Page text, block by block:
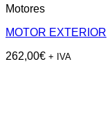
Motores
MOTOR EXTERIOR
262,00€ + IVA